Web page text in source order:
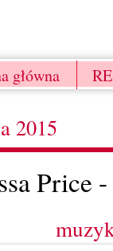
główna
2015
Price